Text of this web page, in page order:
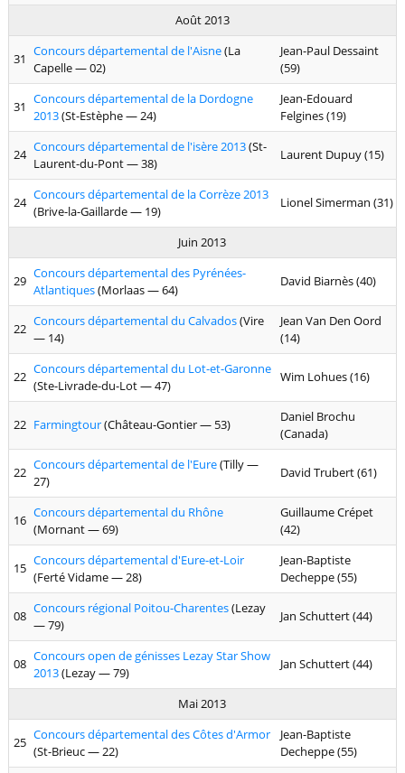
Août 2013
31 Concours départemental de l'Aisne(La
Capelle — 02)
Jean-Paul Dessaint
(59)
31 Concours départemental de la Dordogne
2013(St-Estèphe — 24)
Jean-Edouard
Felgines (19)
24 Concours départemental de l'isère 2013(St-
Laurent-du-Pont — 38)
Laurent Dupuy (15)
24 Concours départemental de la Corrèze 2013
(Brive-la-Gaillarde — 19)
Lionel Simerman (31)
Juin 2013
29 Concours départemental des Pyrénées-
Atlantiques(Morlaas — 64)
David Biarnès (40)
22 Concours départemental du Calvados(Vire
— 14)
Jean Van Den Oord
(14)
22 Concours départemental du Lot-et-Garonne
(Ste-Livrade-du-Lot — 47)
Wim Lohues (16)
22 Farmingtour(Château-Gontier — 53)
Daniel Brochu
(Canada)
22 Concours départemental de l'Eure(Tilly —
27)
David Trubert (61)
16 Concours départemental du Rhône
(Mornant — 69)
Guillaume Crépet
(42)
15 Concours départemental d'Eure-et-Loir
(Ferté Vidame — 28)
Jean-Baptiste
Decheppe (55)
08 Concours régional Poitou-Charentes(Lezay
— 79)
Jan Schuttert (44)
08 Concours open de génisses Lezay Star Show
2013(Lezay — 79)
Jan Schuttert (44)
Mai 2013
25 Concours départemental des Côtes d'Armor
(St-Brieuc — 22)
Jean-Baptiste
Decheppe (55)